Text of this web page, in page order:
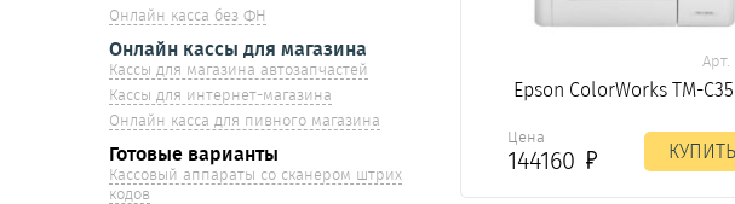
Онлайн касса без ФН
Онлайн кассы для магазина
Кассы для магазина автозапчастей
Кассы для интернет-магазина
Онлайн касса для пивного магазина
Готовые варианты
Кассовый аппараты со сканером штрих
кодов
Арт.
Epson ColorWorks TM-
Цена
144160 КУПИТЬ